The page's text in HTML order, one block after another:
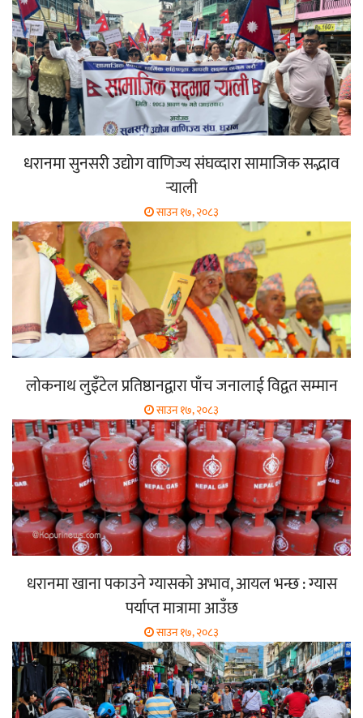
धरानमा सुनसरी उद्योग वाणिज्य संघव्दारा सामाजिक सद्भाव
र्‍याली
साउन १७, २०८३
लोकनाथ लुइँटेल प्रतिष्ठानद्वारा पाँच जनालाई विद्वत सम्मान
साउन १७, २०८३
धरानमा खाना पकाउने ग्यासको अभाव, आयल भन्छ : ग्यास
पर्याप्त मात्रामा आउँछ
साउन १७, २०८३